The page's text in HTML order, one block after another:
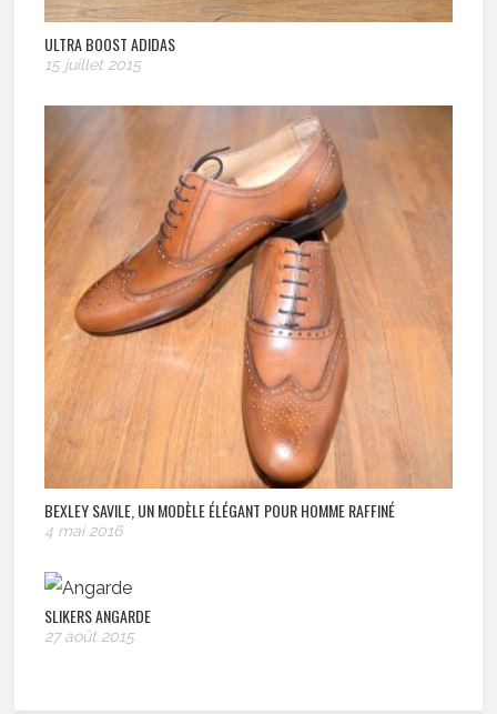
ULTRA BOOST ADIDAS
15 juillet 2015
BEXLEY SAVILE, UN MODÈLE ÉLÉGANT POUR HOMME RAFFINÉ
4 mai 2016
SLIKERS ANGARDE
27 août 2015